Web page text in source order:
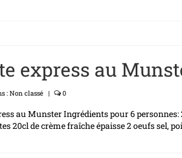
express au
: Non classé | 0
au Munster Ingrédients pour 6
20cl de crème fraîche épaisse 2 oeufs sel,